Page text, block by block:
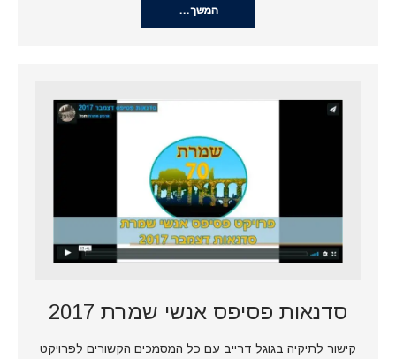
המשך…
סדנאות פסיפס אנשי שמרת 2017
קישור לתיקיה בגוגל דרייב עם כל המסמכים הקשורים לפרויקט